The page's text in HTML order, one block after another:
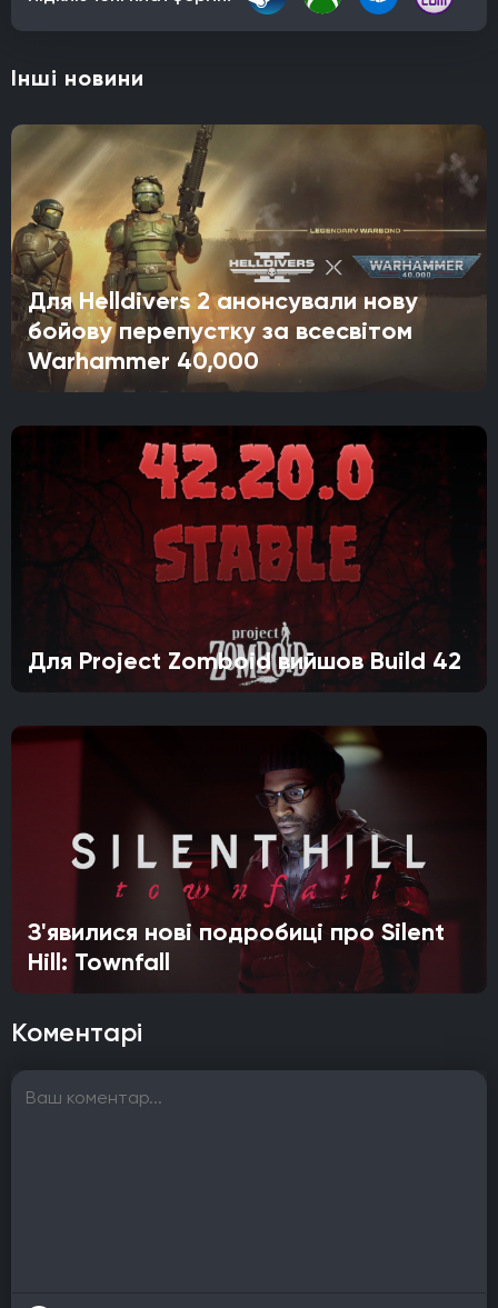
Інші новини
Для Helldivers 2 анонсували нову
бойову перепустку за всесвітом
Warhammer 40,000
Для Project Zomboid вийшов Build 42
З'явилися нові подробиці про Silent
Hill: Townfall
Коментарі